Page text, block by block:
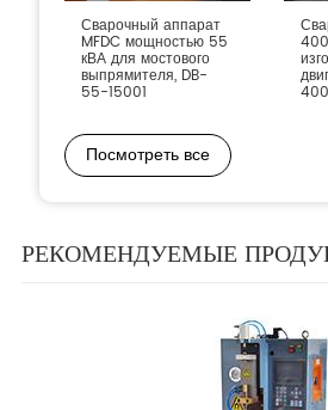
Сварочный аппарат
MFDC мощностью 55
кВА для мостового
выпрямителя, DB-
55-15001
Посмотреть все
РЕКОМЕНДУЕМЫЕ